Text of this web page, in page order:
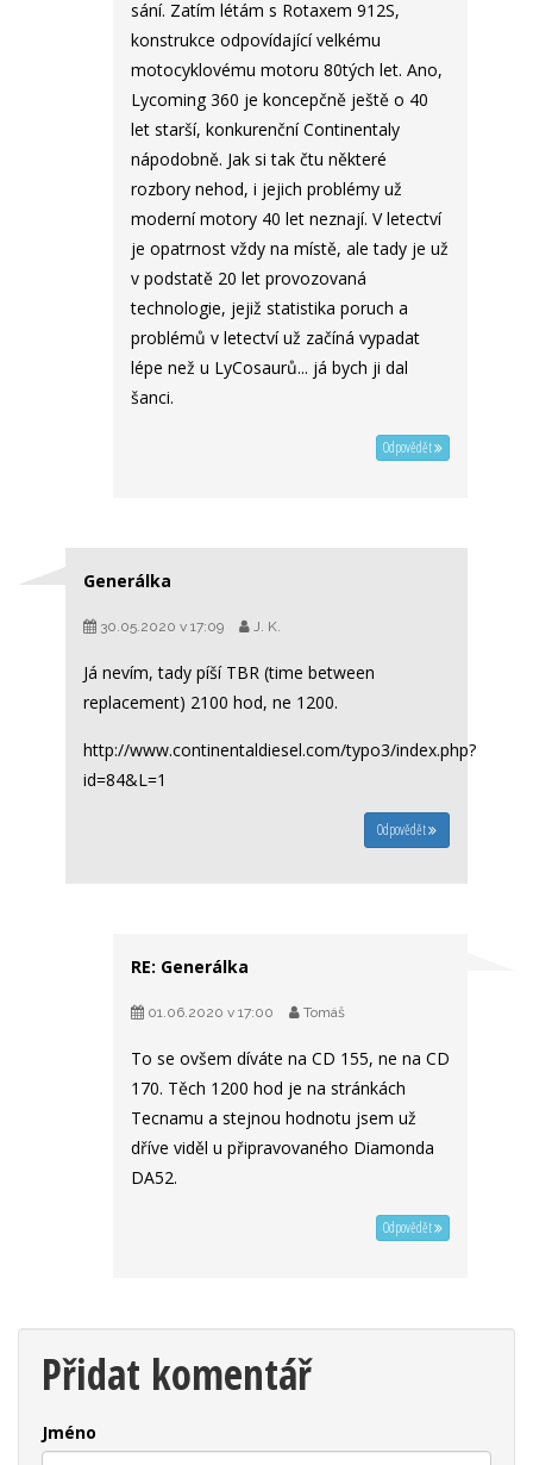
sání. Zatím létám s Rotaxem 912S,
konstrukce odpovídající velkému
motocyklovému motoru 80tých let. Ano,
Lycoming 360 je koncepčně ještě o 40
let starší, konkurenční Continentaly
nápodobně. Jak si tak čtu některé
rozbory nehod, i jejich problémy už
moderní motory 40 let neznají. V letectví
je opatrnost vždy na místě, ale tady je už
v podstatě 20 let provozovaná
technologie, jejiž statistika poruch a
problémů v letectví už začíná vypadat
lépe než u LyCosaurů... já bych ji dal
šanci.
Odpovědět
Generálka
30.05.2020 v 17:09 J. K.
Já nevím, tady píší TBR (time between
replacement) 2100 hod, ne 1200.
http://www.continentaldiesel.com/typo3/index.php?
id=84&L=1
Odpovědět
RE: Generálka
01.06.2020 v 17:00 Tomáš
To se ovšem díváte na CD 155, ne na CD
170. Těch 1200 hod je na stránkách
Tecnamu a stejnou hodnotu jsem už
dříve viděl u připravovaného Diamonda
DA52.
Odpovědět
Přidat komentář
Jméno